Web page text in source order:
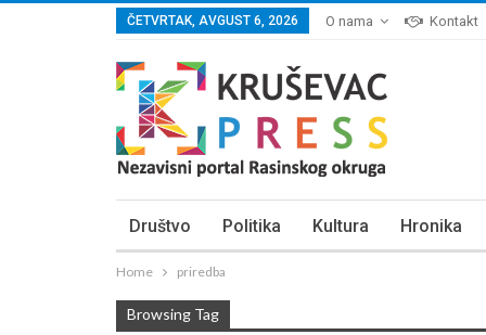
ČETVRTAK, AVGUST 6, 2026 O nama Kontakt
Društvo Politika Kultura Hronika
Home priredba
Browsing Tag